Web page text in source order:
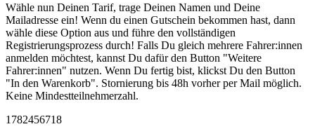
Wähle nun Deinen Tarif, trage Deinen Namen und Deine
Mailadresse ein! Wenn du einen Gutschein bekommen hast, dann
wähle diese Option aus und führe den vollständigen
Registrierungsprozess durch! Falls Du gleich mehrere Fahrer:innen
anmelden möchtest, kannst Du dafür den Button "Weitere
Fahrer:innen" nutzen. Wenn Du fertig bist, klickst Du den Button
"In den Warenkorb". Stornierung bis 48h vorher per Mail möglich.
Keine Mindestteilnehmerzahl.
1782456718